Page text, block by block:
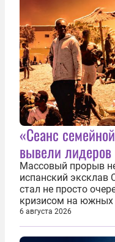
«Сеанс
вывели
Массовый прорыв
испанский эксклав
стал не просто
кризисом на
фундаментальный
выстраивавшаяся
6 августа 2026